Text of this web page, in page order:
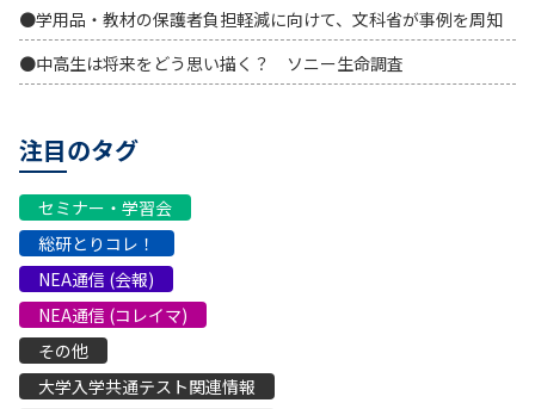
●学用品・教材の保護者負担軽減に向けて、文科省が事例を周知
●中高生は将来をどう思い描く？ ソニー生命調査
注目のタグ
セミナー・学習会
総研とりコレ！
NEA通信 (会報)
NEA通信 (コレイマ)
その他
大学入学共通テスト関連情報